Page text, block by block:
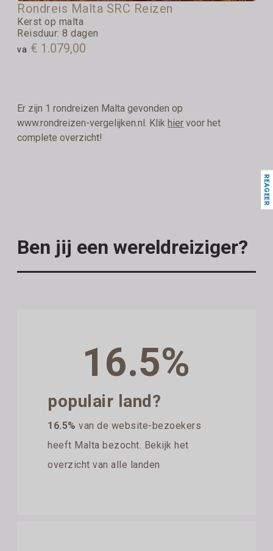
Rondreis Malta SRC Reizen
Kerst op malta
Reisduur: 8 dagen
va € 1.079,00
Er zijn 1 rondreizen Malta gevonden op
www.rondreizen-vergelijken.nl. Klikhier voor het
complete overzicht!
Ben jij een wereldreiziger?
16.5%
populair land?
16.5% van de website-bezoekers
heeft Malta bezocht. Bekijk het
overzicht van alle landen
REAGEER